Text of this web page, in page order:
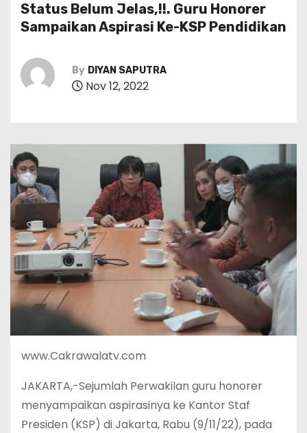
Status Belum Jelas,!!. Guru Honorer
Sampaikan Aspirasi Ke-KSP Pendidikan
By DIYAN SAPUTRA
Nov 12, 2022
www.Cakrawalatv.com
JAKARTA,-Sejumlah Perwakilan guru honorer
menyampaikan aspirasinya ke Kantor Staf
Presiden (KSP) di Jakarta, Rabu (9/11/22), pada